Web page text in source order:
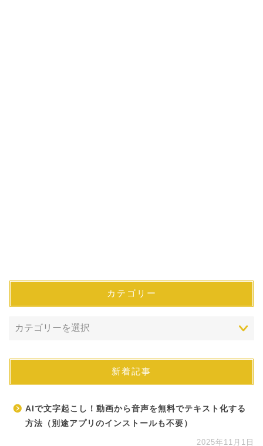
カテゴリー
新着記事
AIで文字起こし！動画から音声を無料でテキスト化する
方法（別途アプリのインストールも不要）
2025年11月1日